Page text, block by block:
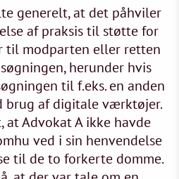
generelt, at det påhviler
af praksis til støtte for
til modparten eller retten
herunder hvis
til f.eks. en anden
brug af digitale værktøjer.
Advokat A ikke havde
ved i sin henvendelse
til de to forkerte domme.